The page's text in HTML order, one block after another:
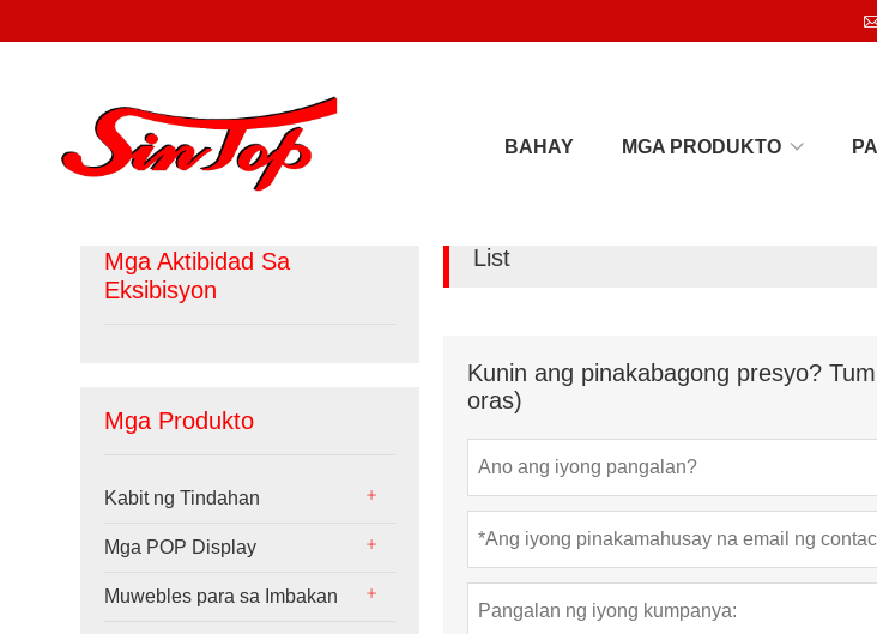
BAHAY MGA PRODUKTO
Mga Aktibidad Sa
Eksibisyon
Mga Produkto
Kabit ng Tindahan
Mga POP Display
Muwebles para sa Imbakan
List
Kunin ang pinakabagong presyo?
oras)